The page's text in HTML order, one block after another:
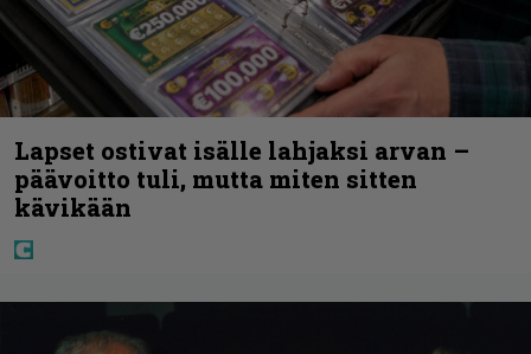
Lapset ostivat isälle lahjaksi arvan –
päävoitto tuli, mutta miten sitten
kävikään